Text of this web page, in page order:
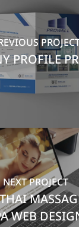
PROFILE
NEXT PROJECT
WEB